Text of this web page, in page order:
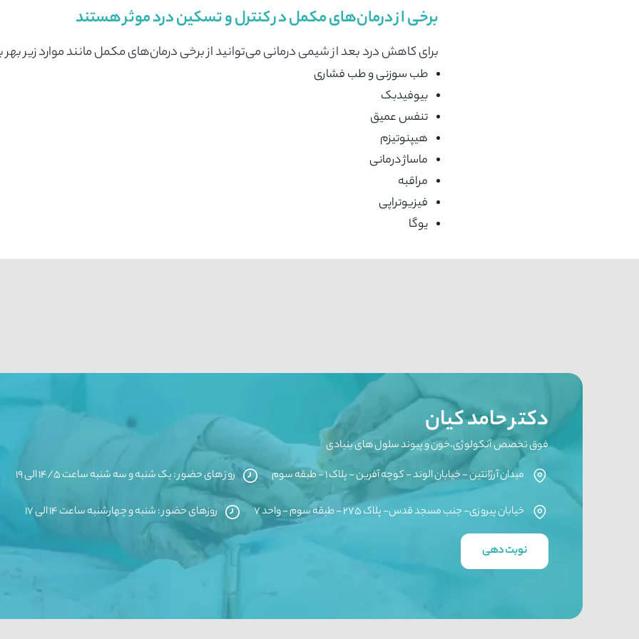
برخی از درمان‌های مکمل در کنترل و تسکین درد موثر هستند
برای کاهش درد بعد از شیمی درمانی می‌توانید از برخی درمان‌های مکمل مانند موارد زیر بهر
طب سوزنی و طب فشاری
بیوفیدبک
تنفس عمیق
هیپنوتیزم
ماساژ درمانی
مراقبه
فیزیوتراپی
یوگا
دکتر حامد کیان
فوق تخصص آنکولوژی،خون و پیوند سلول های بنیادی
میدان آرژانتین - خیابان الوند - کوچه آفرین - پلاک ۱ - طبقه سوم
روز های حضور : یک شنبه و سه شنبه ساعت ۱۴/۵ الی ۱۹
خیابان پیروزی- جنب مسجد قدس- پلاک ۲۷۵ - طبقه سوم - واحد ۷ روزهای حضور : شنبه و چهارشنبه ساعت ۱۴ الی ۱۷
نوبت دهی